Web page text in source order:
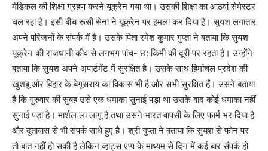
मेडिकल की शिक्षा ग्रहण करने यूक्रेन गया था। उसकी शिक्षा का आठवां सेमेस्टर
चल रहा है। इसी बीच रूसी सेना ने यूक्रेन पर हमला कर दिया है। सुयश लगातार
अपने परिजनों के संपर्क में है। उसके पिता रमेश कुमार गुप्ता ने बताया कि सुयश
यूक्रेन की राजधानी कीव से लगभग पांच- छ: किमी की दूरी पर रहता है। उन्होंने
बताया कि सुयश अपने अपार्टमेंट में सुरक्षित है। उसके साथ हिमांचल प्रदेश की
खुशबू और बिहार के बेगूसराय का विकास भी है और सभी सुरक्षित हैं। उसने बताया
है कि गुरुवार की सुबह उसे एक धमाका सुनाई पड़ा था उसके बाद कोई धमाका नहीं
सुनाई पड़ा है। मार्शल ला लागू है तथा उसने भारत वापसी के लिए फार्म भर दिया है
और दूतावास से भी संपर्क साधे हुए है। श्री गुप्ता ने बताया कि सुयश से फोन पर
तो बात नहीं हो सकी है लेकिन व्हाट्स एप्प के माध्यम से दिन में कई बार संपर्क हो